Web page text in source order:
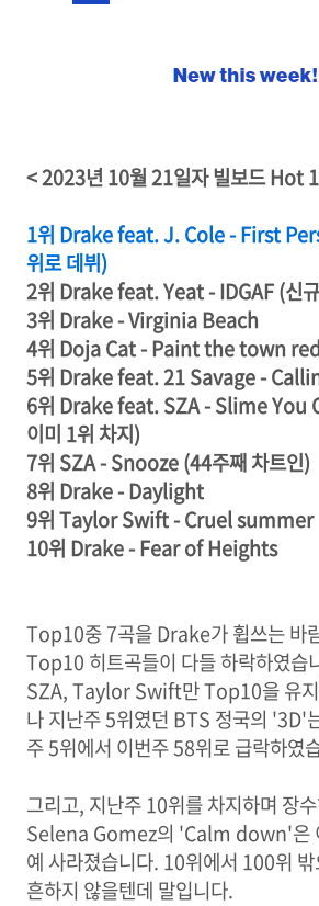
< 2023년 10월 21일자 빌보드 Hot
1위 Drake feat. J. Cole - First
위로 데뷔)
2위 Drake feat. Yeat - IDGAF (신
3위 Drake - Virginia Beach
4위 Doja Cat - Paint the town red
5위 Drake feat. 21 Savage -
6위 Drake feat. SZA - Slime You
이미 1위 차지)
7위 SZA - Snooze (44주째 차트인)
8위 Drake - Daylight
9위Taylor Swift - Cruel summer
10위 Drake - Fear of Heights
Top10중 7곡을 Drake가 휩쓰는 바
Top10 히트곡들이 다들 하락하였
SZA, Taylor Swift만 Top10을 유지
나 지난주 5위였던 BTS 정국의 '3D'
주 5위에서 이번주 58위로 급락하였
그리고, 지난주 10위를 차지하며 장
Selena Gomez의 'Calm down'은
예 사라졌습니다. 10위에서 100위
흔하지 않을텐데 말입니다.